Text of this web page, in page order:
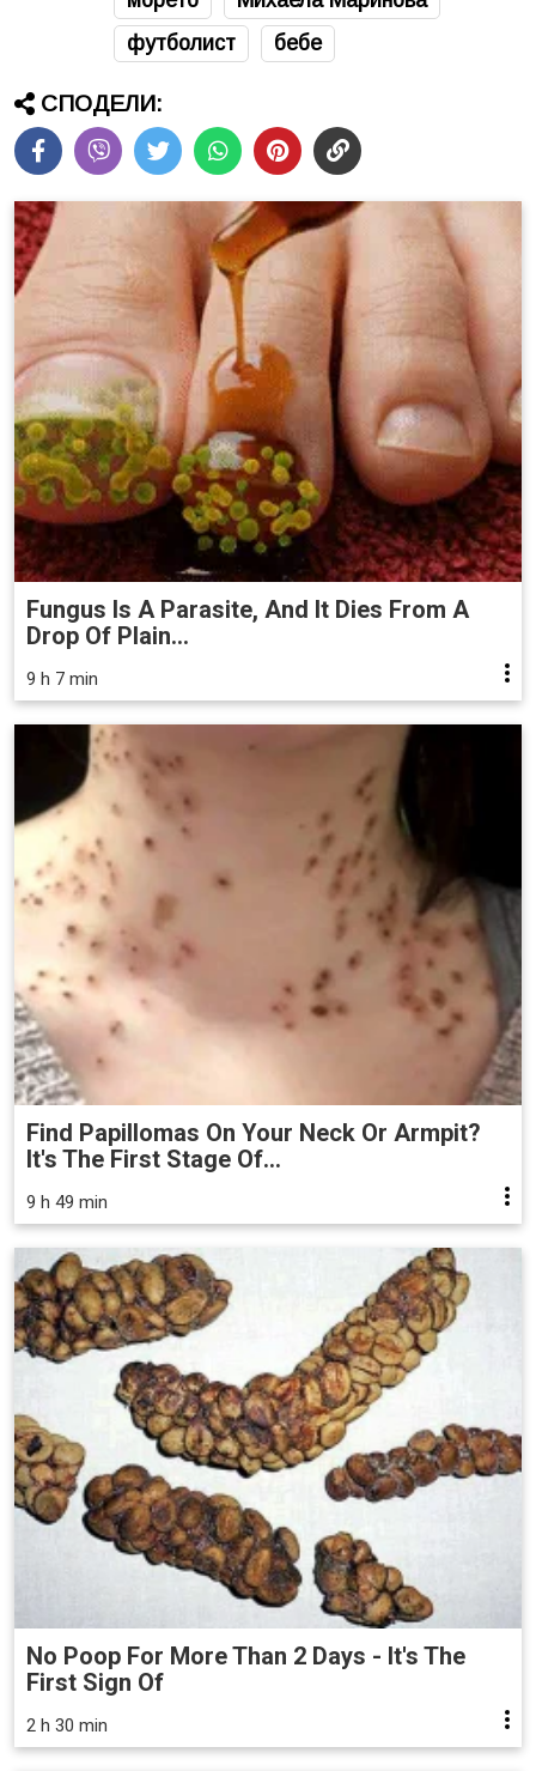
футболист
бебе
СПОДЕЛИ:
Fungus Is A Parasite, And It Dies From A
Drop Of Plain...
9 h 7 min
Find Papillomas On Your Neck Or Armpit?
It's The First Stage Of...
9 h 49 min
No Poop For More Than 2 Days - It's The
First Sign Of
2 h 30 min